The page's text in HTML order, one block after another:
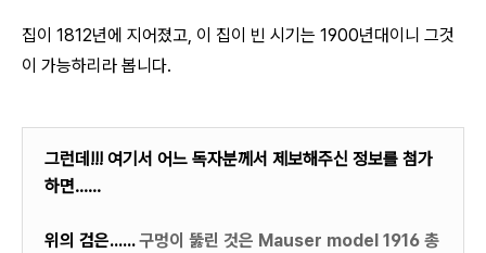
집이 1812년에 지어졌고, 이 집이 빈 시기는 1900년대이니 그것
이 가능하리라 봅니다.
그런데!!! 여기서 어느 독자분께서 제보해주신 정보를 첨가
하면......
위의 검은......구멍이 뚫린 것은 Mauser model 1916 총